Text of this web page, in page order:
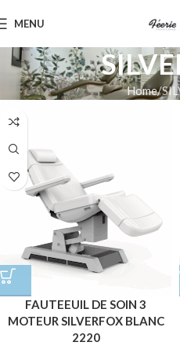
MENU
Home
FAUTEEUIL DE SOIN 3
MOTEUR SILVERFOX BLANC
2220